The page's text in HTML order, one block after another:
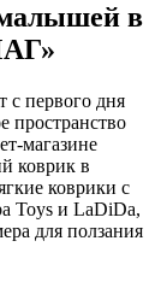
в
с первого дня
пространство
коврик в
коврики с
Toys и LaDiDa,
для ползания